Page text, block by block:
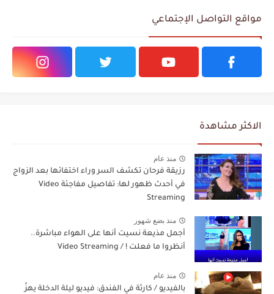
مواقع التواصل الإجتماعي
الاكثر مشاهدة
منذ عام
رزيقة فرحان تكشف السر وراء اختفائها بعد الزواج
في أحدث ظهور لها: تفاصيل مفاجئة Video
Streaming
منذ بضع شهور
أجمل مذيعة نسيت أنها على الهواء مباشرة..
أنظروا ما فعلت ! / Video Streaming
منذ عام
بالفيديو / كارثة في الفندق: فيديو ليلة الدخلة يهزّ